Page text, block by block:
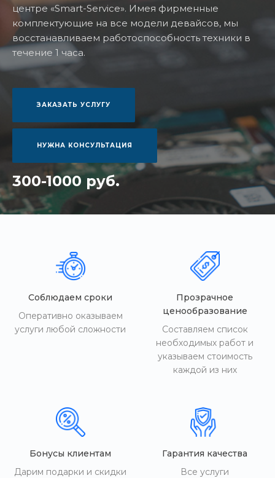
центре «Smart-Service». Имея фирменные
комплектующие на все модели девайсов, мы
восстанавливаем работоспособность техники в
течение 1 часа.
ЗАКАЗАТЬ УСЛУГУ
НУЖНА КОНСУЛЬТАЦИЯ
300-1000 руб.
Соблюдаем сроки
Оперативно оказываем
услуги любой сложности
Прозрачное
ценообразование
Составляем список
необходимых работ и
указываем стоимость
каждой из них
Бонусы клиентам
Дарим подарки и скидки
Гарантия качества
Все услуги